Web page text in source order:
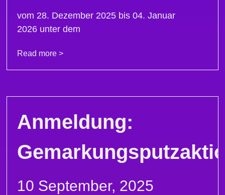
vom 28. Dezember 2025 bis 04. Januar
2026 unter dem
Read more >
Anmeldung:
10 September, 2025